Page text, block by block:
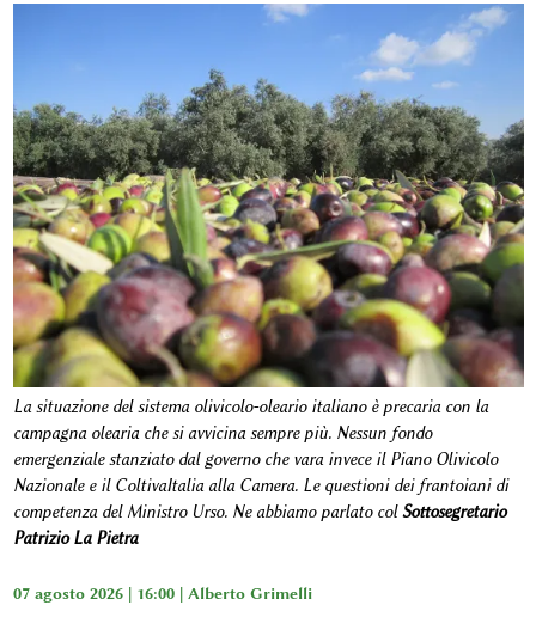
La situazione del sistema olivicolo-oleario italiano è precaria con la
campagna olearia che si avvicina sempre più. Nessun fondo
emergenziale stanziato dal governo che vara invece il Piano Olivicolo
Nazionale e il ColtivaItalia alla Camera. Le questioni dei frantoiani di
competenza del Ministro Urso. Ne abbiamo parlato colSottosegretario
Patrizio La Pietra
07 agosto 2026 | 16:00 | Alberto Grimelli